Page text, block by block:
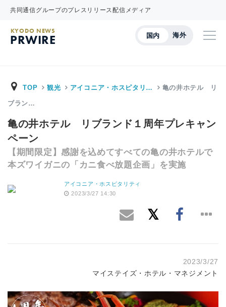
共同通信グループのプレスリリース配信メディア
国内 海外
KYODO NEWS
PRWIRE
TOP 観光 アイコニア・ホスピタリ… 亀の井ホテル リ
ブラン…
亀の井ホテル リブランド１周年プレキャン
ペーン
【期間限定】感謝を込めてすべての亀の井ホテルで
本ズワイガニの「カニ食べ放題企画」を実施
アイコニア・ホスピタリティ
2023/3/27 14:30
2023/3/27
マイステイズ・ホテル・マネジメント